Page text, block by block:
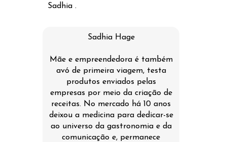
Sadhia .
Sadhia Hage
Mãe e empreendedora é também
avó de primeira viagem, testa
produtos enviados pelas
empresas por meio da criação de
receitas. No mercado há 10 anos
deixou a medicina para dedicar-se
ao universo da gastronomia e da
comunicação e, permanece